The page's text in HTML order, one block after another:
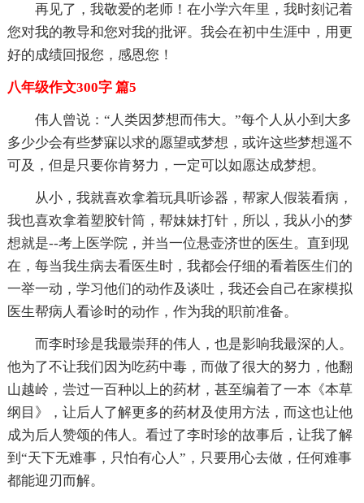
再见了，我敬爱的老师！在小学六年里，我时刻记着
您对我的教导和您对我的批评。我会在初中生涯中，用更
好的成绩回报您，感恩您！
八年级作文300字 篇5
伟人曾说：“人类因梦想而伟大。”每个人从小到大多
多少少会有些梦寐以求的愿望或梦想，或许这些梦想遥不
可及，但是只要你肯努力，一定可以如愿达成梦想。
从小，我就喜欢拿着玩具听诊器，帮家人假装看病，
我也喜欢拿着塑胶针筒，帮妹妹打针，所以，我从小的梦
想就是--考上医学院，并当一位悬壶济世的医生。直到现
在，每当我生病去看医生时，我都会仔细的看着医生们的
一举一动，学习他们的动作及谈吐，我还会自己在家模拟
医生帮病人看诊时的动作，作为我的职前准备。
而李时珍是我最崇拜的伟人，也是影响我最深的人。
他为了不让我们因为吃药中毒，而做了很大的努力，他翻
山越岭，尝过一百种以上的药材，甚至编着了一本《本草
纲目》，让后人了解更多的药材及使用方法，而这也让他
成为后人赞颂的伟人。看过了李时珍的故事后，让我了解
到“天下无难事，只怕有心人”，只要用心去做，任何难事
都能迎刃而解。